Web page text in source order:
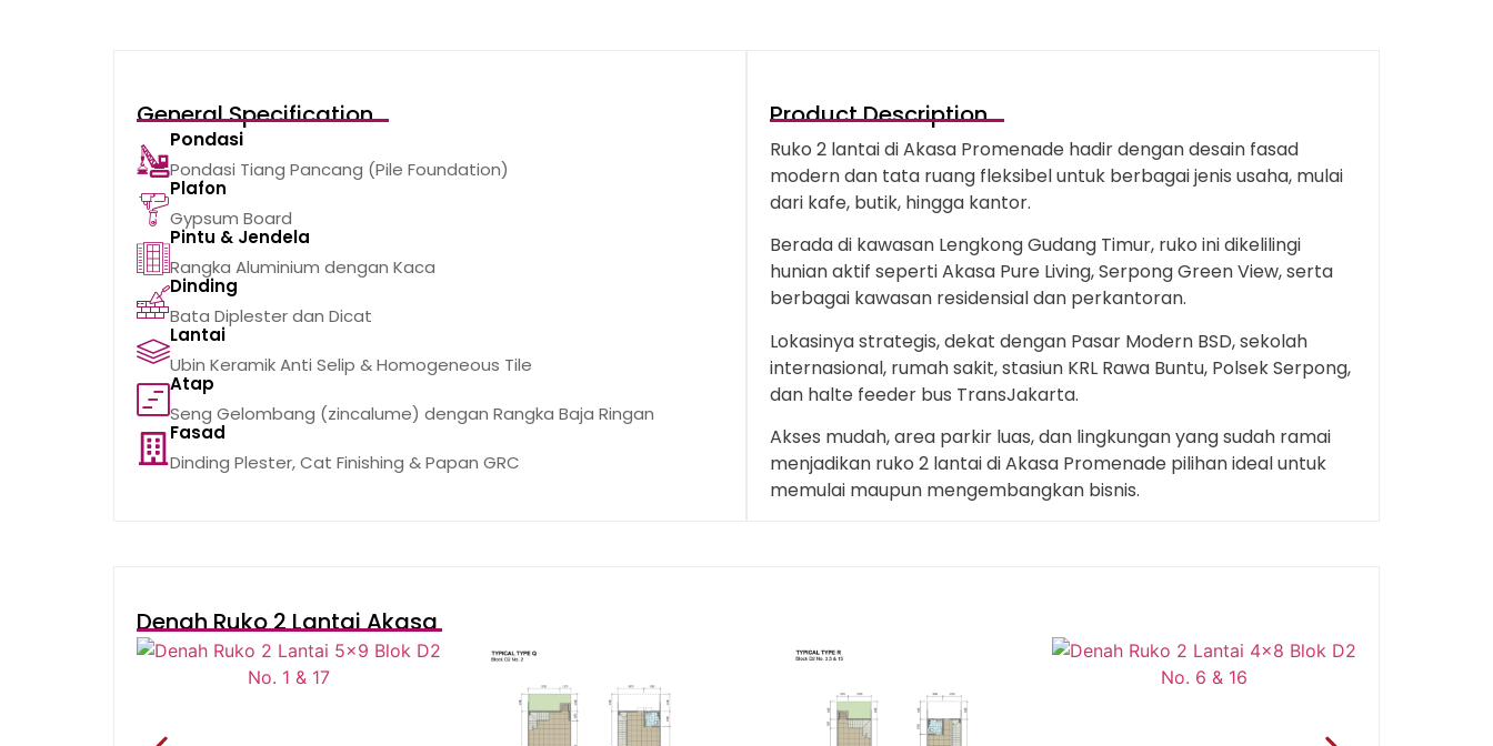
General Specification
Pondasi
Pondasi Tiang Pancang (Pile Foundation)
Plafon
Gypsum Board
Pintu & Jendela
Rangka Aluminium dengan Kaca
Dinding
Bata Diplester dan Dicat
Lantai
Ubin Keramik Anti Selip & Homogeneous Tile
Atap
Seng Gelombang (zincalume) dengan Rangka Baja Ringan
Fasad
Dinding Plester, Cat Finishing & Papan GRC
Product Description
Ruko 2 lantai di Akasa Promenade hadir dengan desain fasad
modern dan tata ruang fleksibel untuk berbagai jenis usaha, mulai
dari kafe, butik, hingga kantor.
Berada di kawasan Lengkong Gudang Timur, ruko ini dikelilingi
hunian aktif seperti Akasa Pure Living, Serpong Green View, serta
berbagai kawasan residensial dan perkantoran.
Lokasinya strategis, dekat dengan Pasar Modern BSD, sekolah
internasional, rumah sakit, stasiun KRL Rawa Buntu, Polsek Serpong,
dan halte feeder bus TransJakarta.
Akses mudah, area parkir luas, dan lingkungan yang sudah ramai
menjadikan ruko 2 lantai di Akasa Promenade pilihan ideal untuk
memulai maupun mengembangkan bisnis.
Denah Ruko 2 Lantai Akasa